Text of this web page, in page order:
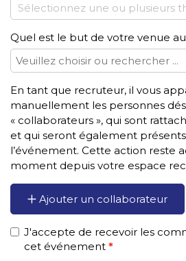
Sélectionnez une ou plusieurs
Quel est le but de votre venue
En tant que recruteur, il vous
manuellement les personnes
« collaborateurs », qui sont
et qui seront également
l’événement. Cette action reste
moment depuis votre espace
Ajouter un collaborateur
J'accepte de recevoir les
cet événement